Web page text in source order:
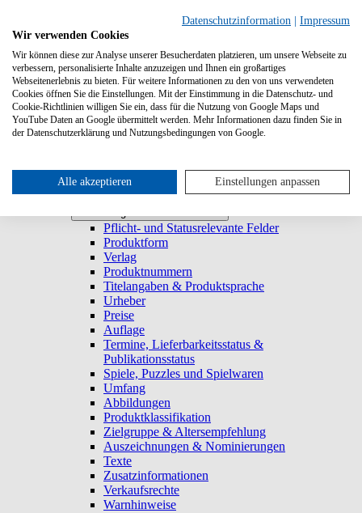
Systemanforderungen
Verlage
Verlage
Log-in
Startseite
Trefferliste
Trefferliste
Titel duplizieren & E-Book generieren
Historie
Titeldetailansicht
Titel anlegen und bearbeiten
Pflicht- und Statusrelevante Felder
Produktform
Verlag
Produktnummern
Titelangaben & Produktsprache
Urheber
Preise
Auflage
Termine, Lieferbarkeitsstatus &
Publikationsstatus
Spiele, Puzzles und Spielwaren
Umfang
Abbildungen
Produktklassifikation
Zielgruppe & Altersempfehlung
Auszeichnungen & Nominierungen
Texte
Zusatzinformationen
Verkaufsrechte
Warnhinweise
Datenschutzinformation
Impressum
Wir verwenden Cookies
Wir können diese zur Analyse unserer Besucherdaten platzieren, um unsere Webseite zu
verbessern, personalisierte Inhalte anzuzeigen und Ihnen ein großartiges
Webseitenerlebnis zu bieten. Für weitere Informationen zu den von uns verwendeten
Cookies öffnen Sie die Einstellungen. Mit der Einstimmung in die Datenschutz- und
Cookie-Richtlinien willigen Sie ein, dass für die Nutzung von Google Maps und
YouTube Daten an Google übermittelt werden. Mehr Informationen dazu finden Sie in
der Datenschutzerklärung und Nutzungsbedingungen von Google.
Alle akzeptieren Einstellungen anpassen